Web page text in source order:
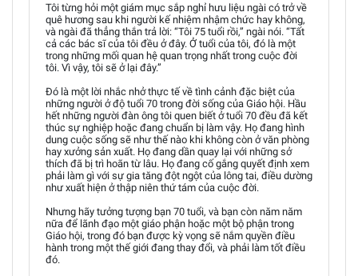
Tôi từng hỏi một giám mục sắp nghỉ hưu liệu ngài có trở về
quê hương sau khi người kế nhiệm nhậm chức hay không,
và ngài đã thẳng thắn trả lời: “Tôi 75 tuổi rồi,” ngài nói. “Tất
cả các bác sĩ của tôi đều ở đây. Ở tuổi của tôi, đó là một
trong những mối quan hệ quan trọng nhất trong cuộc đời
tôi. Vì vậy, tôi sẽ ở lại đây.”
Đó là một lời nhắc nhở thực tế về tình cảnh đặc biệt của
những người ở độ tuổi 70 trong đời sống của Giáo hội. Hầu
hết những người đàn ông tôi quen biết ở tuổi 70 đều đã kết
thúc sự nghiệp hoặc đang chuẩn bị làm vậy. Họ đang hình
dung cuộc sống sẽ như thế nào khi không còn ở văn phòng
hay xưởng sản xuất. Họ đang dần quay lại với những sở
thích đã bị trì hoãn từ lâu. Họ đang cố gắng quyết định xem
phải làm gì với sự gia tăng đột ngột của lông tai, điều dường
như xuất hiện ở thập niên thứ tám của cuộc đời.
Nhưng hãy tưởng tượng bạn 70 tuổi, và bạn còn năm năm
nữa để lãnh đạo một giáo phận hoặc một bộ phận trong
Giáo hội, trong đó bạn được kỳ vọng sẽ nắm quyền điều
hành trong một thế giới đang thay đổi, và phải làm tốt điều
đó.